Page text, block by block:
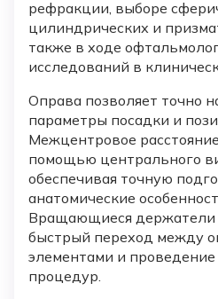
рефракции, выборе
цилиндрических и
также в ходе
исследований в
Оправа позволяет точно
параметры посадки и
Межцентровое
помощью центрального
обеспечивая точную
анатомические
Вращающиеся держатели
быстрый переход между
элементами и проведение
процедур.